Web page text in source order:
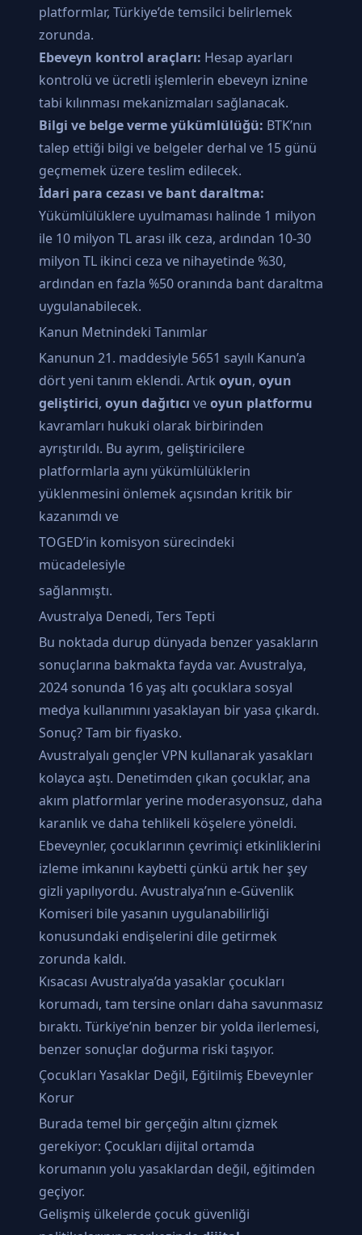
platformlar, Türkiye’de temsilci belirlemek
zorunda.
Ebeveyn kontrol araçları: Hesap ayarları
kontrolü ve ücretli işlemlerin ebeveyn iznine
tabi kılınması mekanizmaları sağlanacak.
Bilgi ve belge verme yükümlülüğü: BTK’nın
talep ettiği bilgi ve belgeler derhal ve 15 günü
geçmemek üzere teslim edilecek.
İdari para cezası ve bant daraltma:
Yükümlülüklere uyulmaması halinde 1 milyon
ile 10 milyon TL arası ilk ceza, ardından 10-30
milyon TL ikinci ceza ve nihayetinde %30,
ardından en fazla %50 oranında bant daraltma
uygulanabilecek.
Kanun Metnindeki Tanımlar
Kanunun 21. maddesiyle 5651 sayılı Kanun’a
dört yeni tanım eklendi. Artık oyun, oyun
geliştirici, oyun dağıtıcı veoyun platformu
kavramları hukuki olarak birbirinden
ayrıştırıldı. Bu ayrım, geliştiricilere
platformlarla aynı yükümlülüklerin
yüklenmesini önlemek açısından kritik bir
kazanımdı ve
TOGED’in komisyon sürecindeki
mücadelesiyle
sağlanmıştı.
Avustralya Denedi, Ters Tepti
Bu noktada durup dünyada benzer yasakların
sonuçlarına bakmakta fayda var. Avustralya,
2024 sonunda 16 yaş altı çocuklara sosyal
medya kullanımını yasaklayan bir yasa çıkardı.
Sonuç? Tam bir fiyasko.
Avustralyalı gençler VPN kullanarak yasakları
kolayca aştı. Denetimden çıkan çocuklar, ana
akım platformlar yerine moderasyonsuz, daha
karanlık ve daha tehlikeli köşelere yöneldi.
Ebeveynler, çocuklarının çevrimiçi etkinliklerini
izleme imkanını kaybetti çünkü artık her şey
gizli yapılıyordu. Avustralya’nın e-Güvenlik
Komiseri bile yasanın uygulanabilirliği
konusundaki endişelerini dile getirmek
zorunda kaldı.
Kısacası Avustralya’da yasaklar çocukları
korumadı, tam tersine onları daha savunmasız
bıraktı. Türkiye’nin benzer bir yolda ilerlemesi,
benzer sonuçlar doğurma riski taşıyor.
Çocukları Yasaklar Değil, Eğitilmiş Ebeveynler
Korur
Burada temel bir gerçeğin altını çizmek
gerekiyor: Çocukları dijital ortamda
korumanın yolu yasaklardan değil, eğitimden
geçiyor.
Gelişmiş ülkelerde çocuk güvenliği